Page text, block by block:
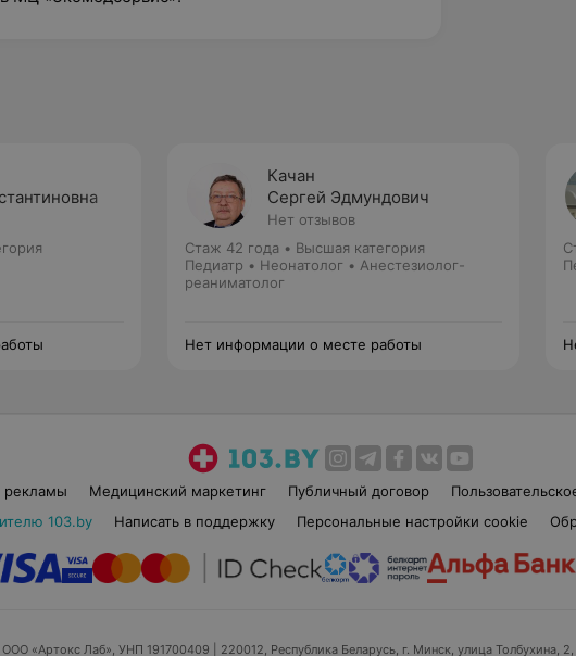
Качан
Сергей Эдмундович
Нет отзывов
Стаж 42 года • Высшая категория
Педиатр • Неонатолог • Анестезиолог-
реаниматолог
Нет информации о месте работы
рекламы Медицинский маркетинг Публичный договор
103.by
Написать в поддержку Персональные настройки cookie
«Артокс Лаб», УНП 191700409 | 220012, Республика Беларусь, г. Минск, улица Толбухина,